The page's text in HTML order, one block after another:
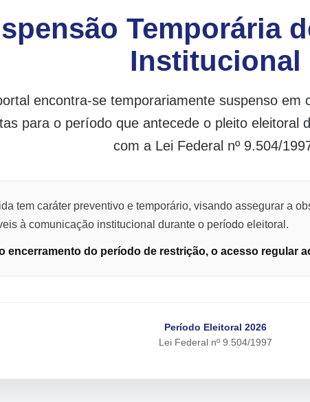
Temporária
Institucional
encontra-se temporariamente suspenso em
para o período que antecede o pleito eleitoral
com a Lei Federal nº 9.504/
tem caráter preventivo e temporário, visando assegurar a
à comunicação institucional durante o período eleitoral.
encerramento do período de restrição, o acesso regular
Período Eleitoral 2026
Lei Federal nº 9.504/1997